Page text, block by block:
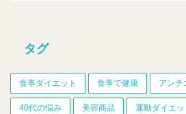
タグ
食事ダイエット 食事で健康 アンチ
40代の悩み 美容商品 運動ダイエッ